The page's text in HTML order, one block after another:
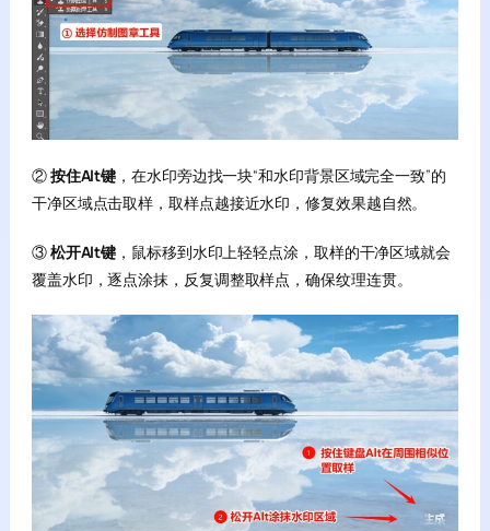
②按住Alt键 ，在水印旁边找一块“和水印背景区域完全一致”的
干净区域点击取样，取样点越接近水印，修复效果越自然。
③松开Alt键 ，鼠标移到水印上轻轻点涂，取样的干净区域就会
覆盖水印，逐点涂抹，反复调整取样点，确保纹理连贯。